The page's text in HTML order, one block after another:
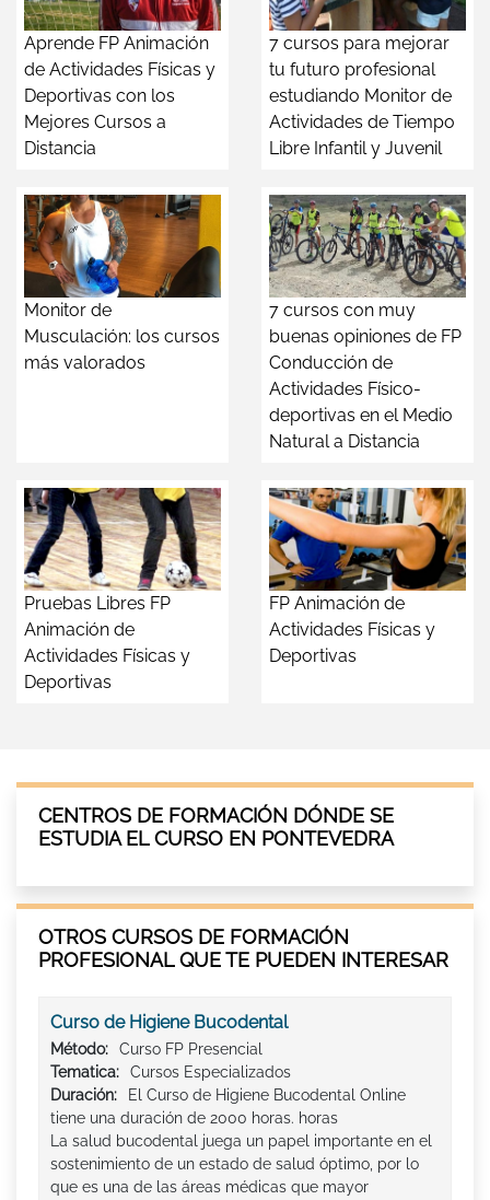
Aprende FP Animación
de Actividades Físicas y
Deportivas con los
Mejores Cursos a
Distancia
7 cursos para mejorar
tu futuro profesional
estudiando Monitor de
Actividades de Tiempo
Libre Infantil y Juvenil
Monitor de
Musculación: los cursos
más valorados
7 cursos con muy
buenas opiniones de FP
Conducción de
Actividades Físico-
deportivas en el Medio
Natural a Distancia
Pruebas Libres FP
Animación de
Actividades Físicas y
Deportivas
FP Animación de
Actividades Físicas y
Deportivas
CENTROS DE FORMACIÓN DÓNDE SE
ESTUDIA EL CURSO EN PONTEVEDRA
OTROS CURSOS DE FORMACIÓN
PROFESIONAL QUE TE PUEDEN INTERESAR
Curso de Higiene Bucodental
Método:
Curso FP Presencial
Tematica:
Cursos Especializados
Duración:
El Curso de Higiene Bucodental Online
tiene una duración de 2000 horas. horas
La salud bucodental juega un papel importante en el
sostenimiento de un estado de salud óptimo, por lo
que es una de las áreas médicas que mayor